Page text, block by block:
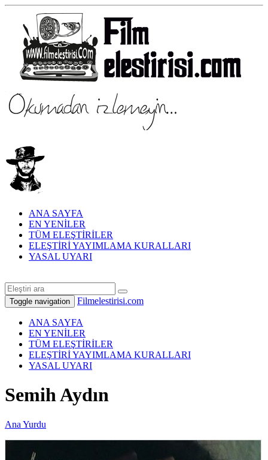
ANA SAYFA
EN YENİLER
TÜM ELEŞTİRİLER
ELEŞTİRİ YAYIMLAMA KURALLARI
YASAL UYARI
Toggle navigation Filmelestirisi.com
ANA SAYFA
EN YENİLER
TÜM ELEŞTİRİLER
ELEŞTİRİ YAYIMLAMA KURALLARI
YASAL UYARI
Semih Aydın
Ana Yurdu